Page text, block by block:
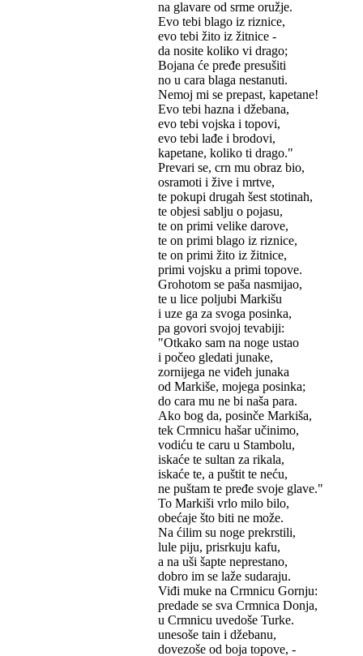
na glavare od srme oružje.
Evo tebi blago iz riznice,
evo tebi žito iz žitnice -
da nosite koliko vi drago;
Bojana će pređe presušiti
no u cara blaga nestanuti.
Nemoj mi se prepast, kapetane!
Evo tebi hazna i džebana,
evo tebi vojska i topovi,
evo tebi lađe i brodovi,
kapetane, koliko ti drago."
Prevari se, crn mu obraz bio,
osramoti i žive i mrtve,
te pokupi drugah šest stotinah,
te objesi sablju o pojasu,
te on primi velike darove,
te on primi blago iz riznice,
te on primi žito iz žitnice,
primi vojsku a primi topove.
Grohotom se paša nasmijao,
te u lice poljubi Markišu
i uze ga za svoga posinka,
pa govori svojoj tevabiji:
"Otkako sam na noge ustao
i počeo gledati junake,
zornijega ne viđeh junaka
od Markiše, mojega posinka;
do cara mu ne bi naša para.
Ako bog da, posinče Markiša,
tek Crmnicu hašar učinimo,
vodiću te caru u Stambolu,
iskaće te sultan za rikala,
iskaće te, a puštit te neću,
ne puštam te pređe svoje glave."
To Markiši vrlo milo bilo,
obećaje što biti ne može.
Na ćilim su noge prekrstili,
lule piju, prisrkuju kafu,
a na uši šapte neprestano,
dobro im se laže sudaraju.
Viđi muke na Crmnicu Gornju:
predade se sva Crmnica Donja,
u Crmnicu uvedoše Turke.
unesoše tain i džebanu,
dovezoše od boja topove, -